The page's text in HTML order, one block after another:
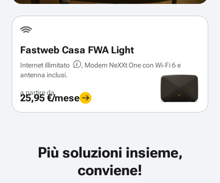
Fastweb Casa FWA Light
Internet illimitato
, Modem NeXXt One con Wi‑Fi 6 e
antenna inclusi.
a partire da
25,95 €/mese
Più soluzioni insieme,
conviene!